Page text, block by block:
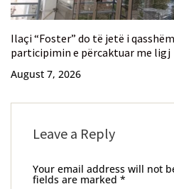
Ilaçi “Foster” do të jetë i
participimin e përcaktuar me ligj
August 7, 2026
Leave a Reply
Your email address will not
fields are marked *